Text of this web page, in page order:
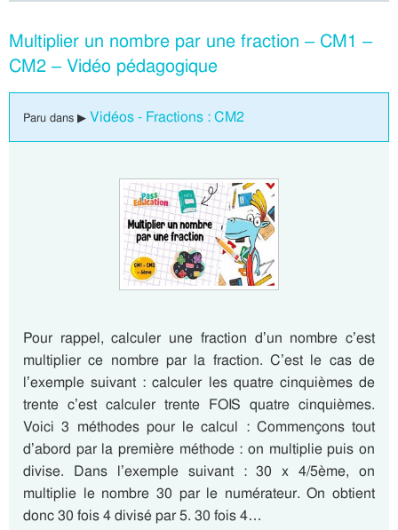
Multiplier un nombre par une fraction – CM1 –
CM2 – Vidéo pédagogique
Paru dans ▶ Vidéos - Fractions : CM2
Pour rappel, calculer une fraction d’un nombre c’est
multiplier ce nombre par la fraction. C’est le cas de
l’exemple suivant : calculer les quatre cinquièmes de
trente c’est calculer trente FOIS quatre cinquièmes.
Voici 3 méthodes pour le calcul : Commençons tout
d’abord par la première méthode : on multiplie puis on
divise. Dans l’exemple suivant : 30 x 4/5ème, on
multiplie le nombre 30 par le numérateur. On obtient
donc 30 fois 4 divisé par 5. 30 fois 4…